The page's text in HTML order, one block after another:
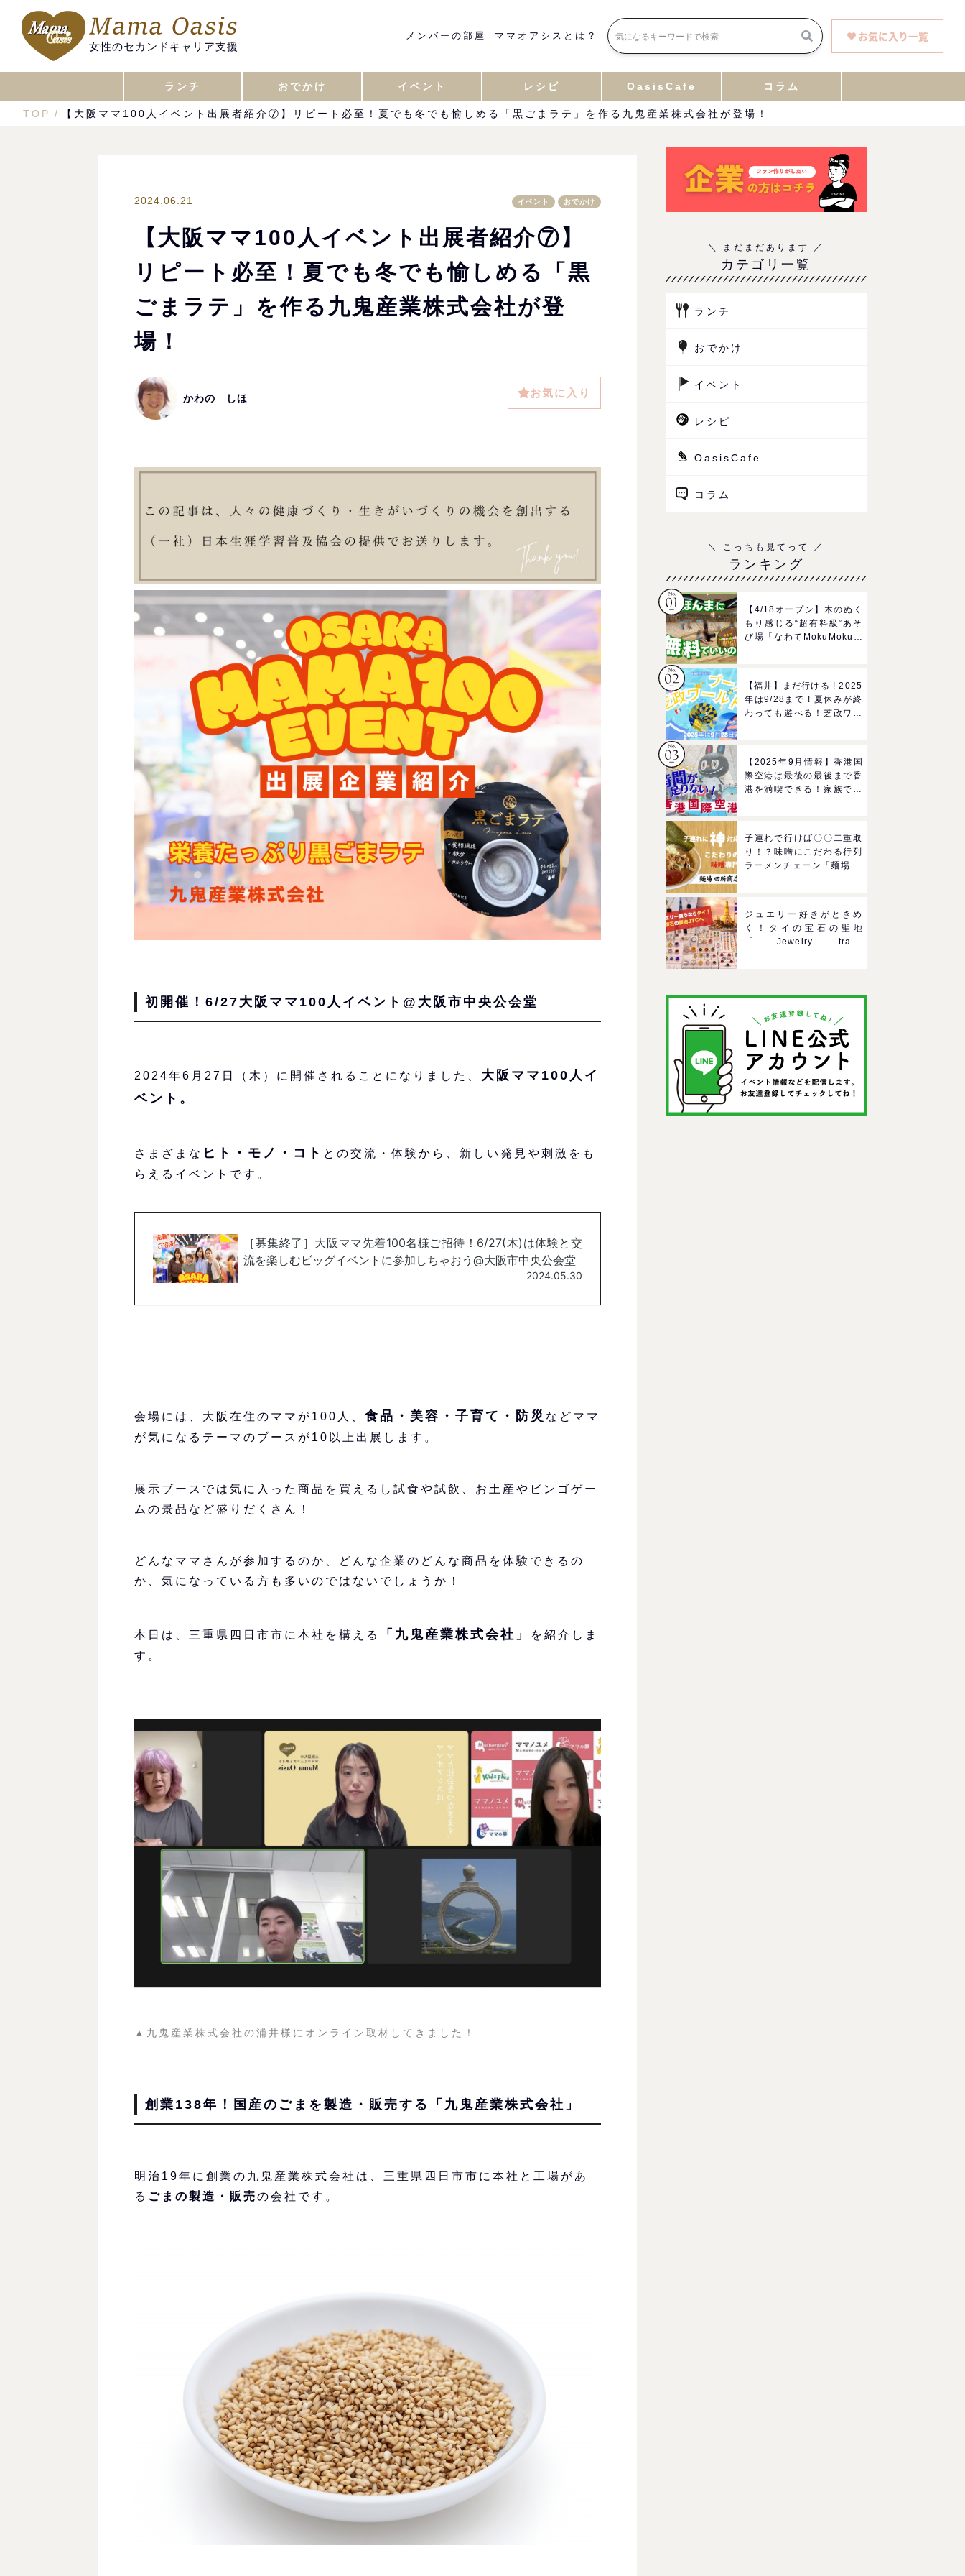
女性のセカンドキャリア支援
メンバーの部屋 ママオアシスとは？ お気に入り一覧
ランチ おでかけ イベント レシピ OasisCafe コラム
TOP 【大阪ママ100人イベント出展者紹介⑦】リピート必至！夏でも冬でも愉しめる「黒ごまラテ」を作る九鬼産業株式会社が登場！
2024.06.21 イベント おでかけ
【大阪ママ100人イベント出展者紹介⑦】
リピート必至！夏でも冬でも愉しめる「黒
ごまラテ」を作る九鬼産業株式会社が登
場！
かわの しほ お気に入り
初開催！6/27大阪ママ100人イベント@大阪市中央公会堂
2024年6月27日（木）に開催されることになりました、 大阪ママ100人イ
ベント。
さまざまな ヒト・モノ・コト との交流・体験から、新しい発見や刺激をも
らえるイベントです。
会場には、大阪在住のママが100人、 食品・美容・子育て・防災 などママ
が気になるテーマのブースが10以上出展します。
展示ブースでは気に入った商品を買えるし試食や試飲、お土産やビンゴゲー
ムの景品など盛りだくさん！
どんなママさんが参加するのか、どんな企業のどんな商品を体験できるの
か、気になっている方も多いのではないでしょうか！
本日は、三重県四日市市に本社を構える 「九鬼産業株式会社」
を紹介しま
す。
▲九鬼産業株式会社の浦井様にオンライン取材してきました！
創業138年！国産のごまを製造・販売する「九鬼産業株式会社」
明治19年に創業の九鬼産業株式会社は、三重県四日市市に本社と工場があ
る ごまの製造・販売の会社です。
カテゴリ一覧
ランチ
おでかけ
イベント
レシピ
OasisCafe
コラム
ランキング
【4/18オープン】木のぬく
もり感じる“超有料級”あそ
び場「なわてMokuMokuひ
【福井】まだ行ける ! 2025
年は9/28まで ! 夏休みが終
わっても遊べる！芝政ワー
【2025年9月情報】香港国
際空港は最後の最後まで香
港を満喫できる！家族で楽
子連れで行けば〇〇二重取
り！？味噌にこだわる行列
ラーメンチェーン「麺場 田
ジュエリー好きがときめ
く！タイの宝石の聖地
「Jewelry trade